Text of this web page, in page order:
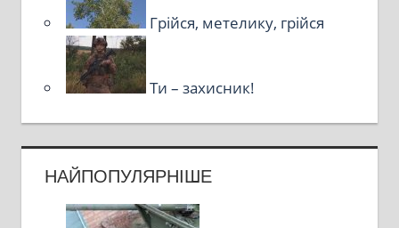
Грійся, метелику, грійся
Ти – захисник!
НАЙПОПУЛЯРНІШЕ